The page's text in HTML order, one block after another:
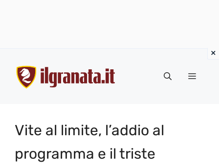
contenuto
Menu
Vite al limite, l’addio al
programma e il triste